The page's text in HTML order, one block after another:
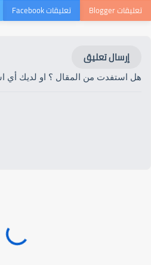
إرسال تعليق
هل استفدت من المقال ؟ او لديك أي